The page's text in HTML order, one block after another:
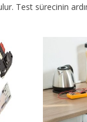
Test sürecinin